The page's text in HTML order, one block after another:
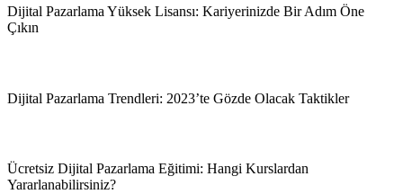
Dijital Pazarlama Yüksek Lisansı: Kariyerinizde Bir Adım Öne
Çıkın
Dijital Pazarlama Trendleri: 2023’te Gözde Olacak Taktikler
Ücretsiz Dijital Pazarlama Eğitimi: Hangi Kurslardan
Yararlanabilirsiniz?